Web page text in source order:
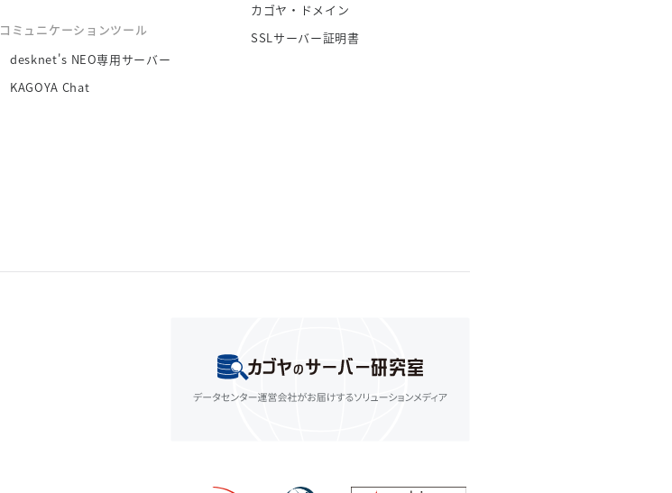
コミュニケーションツール
desknet's NEO専用サーバー
KAGOYA Chat
カゴヤ・ドメイン
SSLサーバー証明書